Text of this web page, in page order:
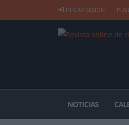
INICIAR SESIÓN
NOTICIAS